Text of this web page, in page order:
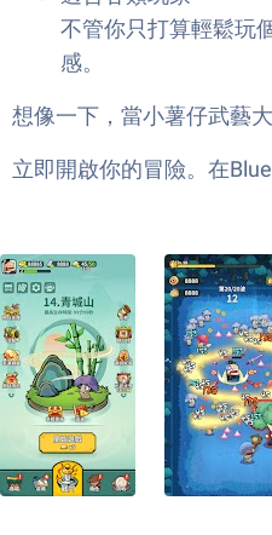
不管你只打算輕鬆玩
感。
想像一下，當小薯仔武藝
立即開啟你的冒險。在